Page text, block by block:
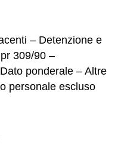
– Detenzione e
309/90 –
ponderale – Altre
personale escluso